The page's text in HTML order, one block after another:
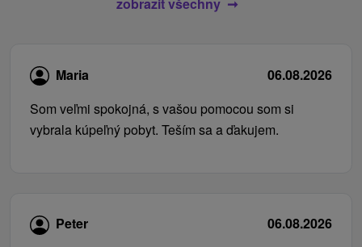
zobrazit všechny
Maria
06.08.2026
Som veľmi spokojná, s vašou pomocou som si
vybrala kúpeľný pobyt. Teším sa a ďakujem.
Peter
06.08.2026